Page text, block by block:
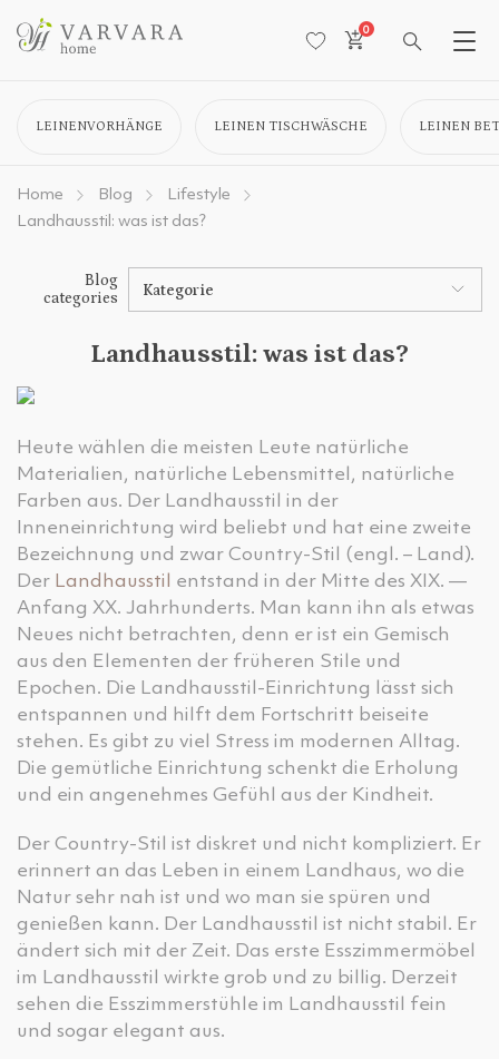
0
LEINENVORHÄNGE LEINEN TISCHWÄSCHE LEINEN
Home Blog
Lifestyle
Landhausstil: was ist das?
Blog
categories
Kategorie
Landhausstil: was ist das?
Heute wählen die meisten Leute natürliche
Materialien, natürliche Lebensmittel, natürliche
Farben aus. Der Landhausstil in der
Inneneinrichtung wird beliebt und hat eine zweite
Bezeichnung und zwar Country-Stil (engl. – Land).
Der Landhausstil
entstand in der Mitte des XIX. —
Anfang XX. Jahrhunderts. Man kann ihn als etwas
Neues nicht betrachten, denn er ist ein Gemisch
aus den Elementen der früheren Stile und
Epochen. Die Landhausstil-Einrichtung lässt sich
entspannen und hilft dem Fortschritt beiseite
stehen. Es gibt zu viel Stress im modernen Alltag.
Die gemütliche Einrichtung schenkt die Erholung
und ein angenehmes Gefühl aus der Kindheit.
Der Country-Stil ist diskret und nicht kompliziert. Er
erinnert an das Leben in einem Landhaus, wo die
Natur sehr nah ist und wo man sie spüren und
genießen kann. Der Landhausstil ist nicht stabil. Er
ändert sich mit der Zeit. Das erste Esszimmermöbel
im Landhausstil wirkte grob und zu billig. Derzeit
sehen die Esszimmerstühle im Landhausstil fein
und sogar elegant aus.